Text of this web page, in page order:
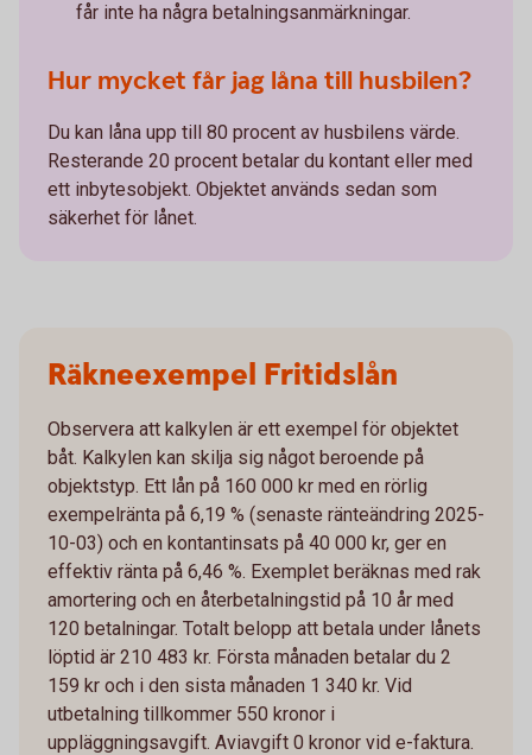
får inte ha några betalningsanmärkningar.
Hur mycket får jag låna till husbilen?
Du kan låna upp till 80 procent av husbilens värde.
Resterande 20 procent betalar du kontant eller med
ett inbytesobjekt. Objektet används sedan som
säkerhet för lånet.
Räkneexempel Fritidslån
Observera att kalkylen är ett exempel för objektet
båt. Kalkylen kan skilja sig något beroende på
objektstyp. Ett lån på 160 000 kr med en rörlig
exempelränta på 6,19 % (senaste ränteändring 2025-
10-03) och en kontantinsats på 40 000 kr, ger en
effektiv ränta på 6,46 %. Exemplet beräknas med rak
amortering och en återbetalningstid på 10 år med
120 betalningar. Totalt belopp att betala under lånets
löptid är 210 483 kr. Första månaden betalar du 2
159 kr och i den sista månaden 1 340 kr. Vid
utbetalning tillkommer 550 kronor i
uppläggningsavgift. Aviavgift 0 kronor vid e-faktura.